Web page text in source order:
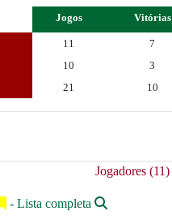
Jogos Vitórias
11 7
10 3
21 10
Jogadores (11)
- Lista completa